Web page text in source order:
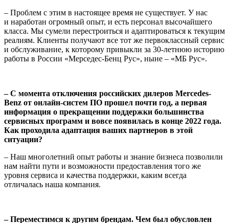
– Проблем с этим в настоящее время не существует. У нас
и наработан огромный опыт, и есть персонал высочайшего
класса. Мы сумели перестроиться и адаптироваться к текущим
реалиям. Клиенты получают все тот же первоклассный сервис
и обслуживание, к которому привыкли за 30-летнюю историю
работы в России «Мерседес-Бенц Рус», ныне – «МБ Рус».
– С момента отключения российских дилеров Mercedes-
Benz от онлайн-систем ПО прошел почти год, а первая
информация о прекращении поддержки большинства
сервисных программ и вовсе появилась в конце 2022 года.
Как проходила адаптация ваших партнеров в этой
ситуации?
– Наш многолетний опыт работы и знание бизнеса позволили
нам найти пути и возможности предоставления того же
уровня сервиса и качества поддержки, каким всегда
отличалась наша компания.
– Переместимся к другим брендам. Чем был обусловлен